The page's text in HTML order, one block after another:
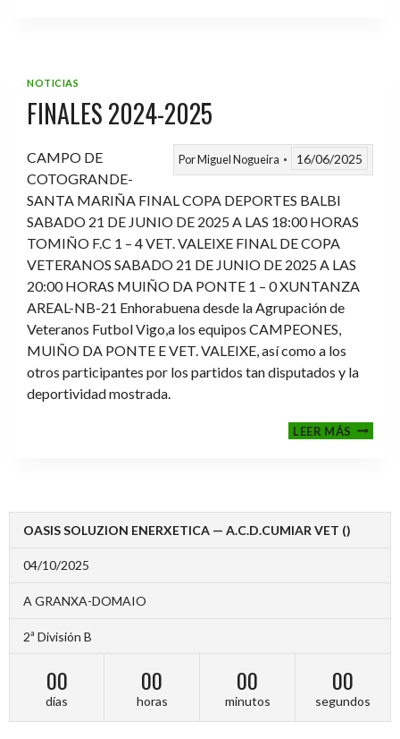
NOTICIAS
FINALES 2024-2025
PorMiguel Nogueira 16/06/2025
CAMPO DE
COTOGRANDE-
SANTA MARIÑA FINAL COPA DEPORTES BALBI
SABADO 21 DE JUNIO DE 2025 A LAS 18:00 HORAS
TOMIÑO F.C 1 – 4 VET. VALEIXE FINAL DE COPA
VETERANOS SABADO 21 DE JUNIO DE 2025 A LAS
20:00 HORAS MUIÑO DA PONTE 1 – 0 XUNTANZA
AREAL-NB-21 Enhorabuena desde la Agrupación de
Veteranos Futbol Vigo,a los equipos CAMPEONES,
MUIÑO DA PONTE E VET. VALEIXE, así como a los
otros participantes por los partidos tan disputados y la
deportividad mostrada.
LEER MÁS
2024-
OASIS SOLUZION ENERXETICA — A.C.D.CUMIAR VET ()
04/10/2025
A GRANXA-DOMAIO
2ª División B
00
días
00
horas
00
minutos
00
segundos